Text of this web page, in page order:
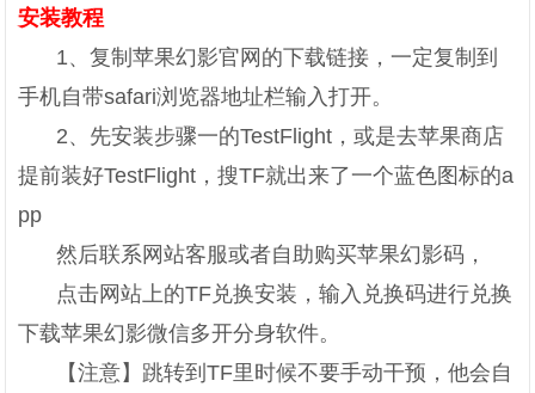
安装教程
1、复制苹果幻影官网的下载链接，一定复制到
手机自带safari浏览器地址栏输入打开。
2、先安装步骤一的TestFlight，或是去苹果商店
提前装好TestFlight，搜TF就出来了一个蓝色图标的a
pp
然后联系网站客服或者自助购买苹果幻影码，
点击网站上的TF兑换安装，输入兑换码进行兑换
下载苹果幻影微信多开分身软件。
【注意】跳转到TF里时候不要手动干预，他会自